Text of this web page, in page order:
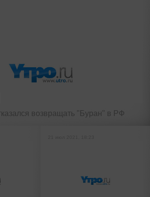
возвращать "Буран" в РФ